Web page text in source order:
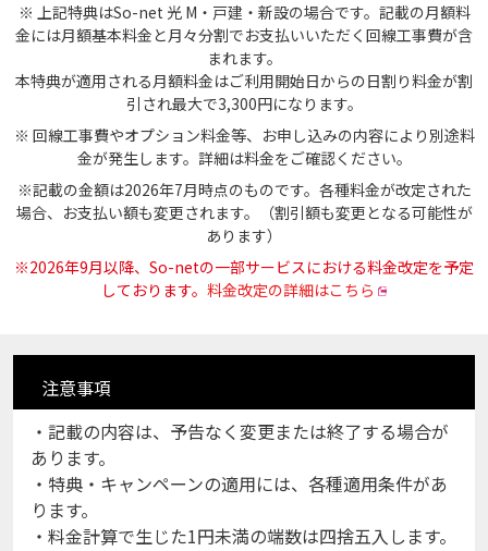
※ 上記特典はSo-net 光 M・戸建・新設の場合です。記載の月額料
金には月額基本料金と月々分割でお支払いいただく回線工事費が含
まれます。
本特典が適用される月額料金はご利用開始日からの日割り料金が割
引され最大で3,300円になります。
※ 回線工事費やオプション料金等、お申し込みの内容により別途料
金が発生します。詳細は料金をご確認ください。
※記載の金額は2026年7月時点のものです。各種料金が改定された
場合、お支払い額も変更されます。（割引額も変更となる可能性が
あります）
※2026年9月以降、So-netの一部サービスにおける料金改定を予定
しております。 料金改定の詳細はこちら
注意事項
・記載の内容は、予告なく変更または終了する場合が
あります。
・特典・キャンペーンの適用には、各種適用条件があ
ります。
・料金計算で生じた1円未満の端数は四捨五入します。